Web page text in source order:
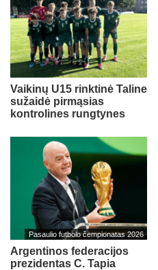
Vaikinų U15 rinktinė Taline
sužaidė pirmąsias
kontrolines rungtynes
Pasaulio futbolo čempionatas 2026
Argentinos federacijos
prezidentas C. Tapia